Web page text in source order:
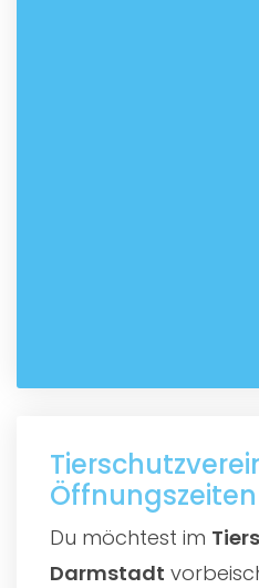
Öffnungszeiten
Du möchtest im
Darmstadt